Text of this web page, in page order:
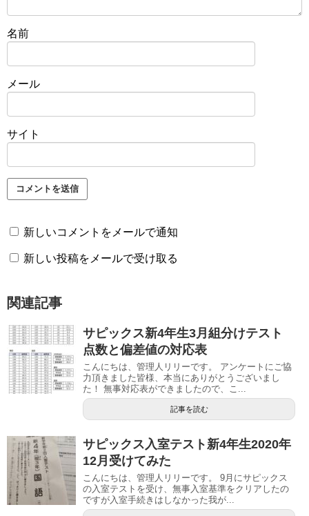
名前
メール
サイト
新しいコメントをメールで通知
新しい投稿をメールで受け取る
関連記事
サピックス新4年生3月組分けテスト
点数と偏差値の対応表
こんにちは、管理人リリーです。 アンケートにご協
力頂きました皆様、本当にありがとうございまし
た！ 無事対応表ができましたので、こ...
記事を読む
サピックス入室テスト新4年生2020年
12月受けてみた
こんにちは、管理人リリーです。 9月にサピックス
の入室テストを受け、無事入室基準をクリアしたの
ですが入室手続きはしなかった我が...